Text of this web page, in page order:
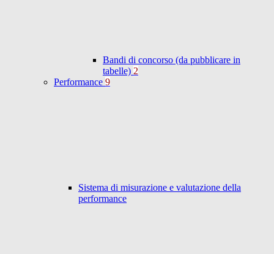
Bandi di concorso (da pubblicare in
tabelle) 2
Performance 9
Sistema di misurazione e valutazione della
performance